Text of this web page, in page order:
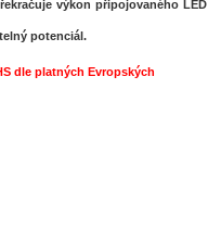
výkon připojovaného LED
potenciál.
dle platných Evropských